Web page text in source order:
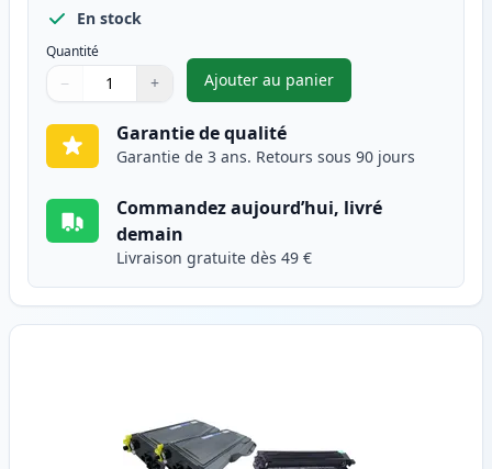
En stock
Quantité
Quantité
Utilisez les boutons pour ajuster
− +
Quantité
Ajouter au panier
,Pack de 5 Brother TN2120
Garantie de qualité
Garantie de 3 ans. Retours sous 90 jours
Commandez aujourd’hui, livré
demain
Livraison gratuite dès 49 €